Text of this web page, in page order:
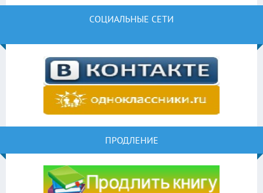
СОЦИАЛЬНЫЕ СЕТИ
ПРОДЛЕНИЕ